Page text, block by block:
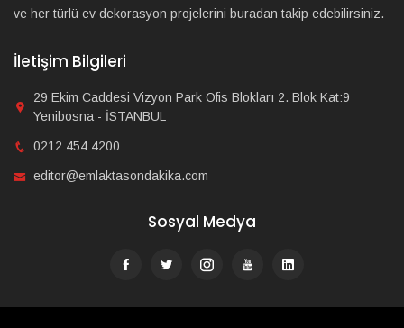
ve her türlü ev dekorasyon projelerini buradan takip edebilirsiniz.
İletişim Bilgileri
29 Ekim Caddesi Vizyon Park Ofis Blokları 2. Blok Kat:9
Yenibosna - İSTANBUL
0212 454 4200
editor@emlaktasondakika.com
Sosyal Medya